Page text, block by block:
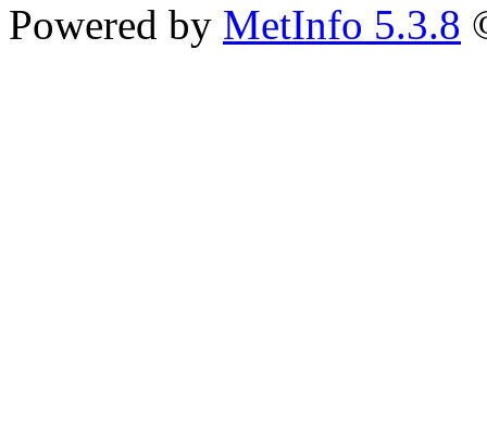
Powered by MetInfo 5.3.8